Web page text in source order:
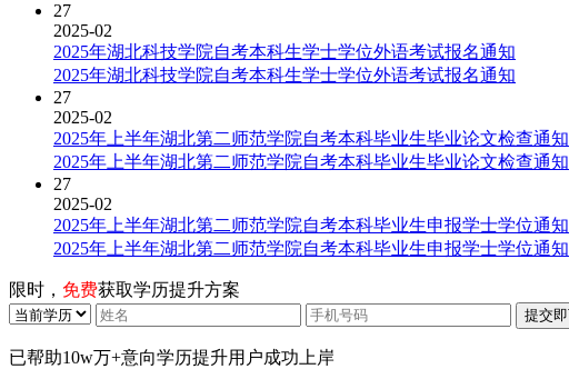
27
2025-02
2025年湖北科技学院自考本科生学士学位外语考试报名通知
2025年湖北科技学院自考本科生学士学位外语考试报名通知
27
2025-02
2025年上半年湖北第二师范学院自考本科毕业生毕业论文检查通知
2025年上半年湖北第二师范学院自考本科毕业生毕业论文检查通知
27
2025-02
2025年上半年湖北第二师范学院自考本科毕业生申报学士学位通知
2025年上半年湖北第二师范学院自考本科毕业生申报学士学位通知
限时， 免费获取学历提升方案
已帮助10w万+意向学历提升用户成功上岸